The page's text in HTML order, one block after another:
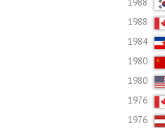
1988
1988
1984
1980
1980
1976
1976